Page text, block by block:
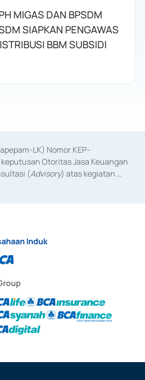
MIGAS DAN BPSDM
SIAPKAN PENGAWAS
BBM SUBSIDI
LK) Nomor KEP-
Otoritas Jasa Keuangan
(Advisory) atas kegiatan
Induk